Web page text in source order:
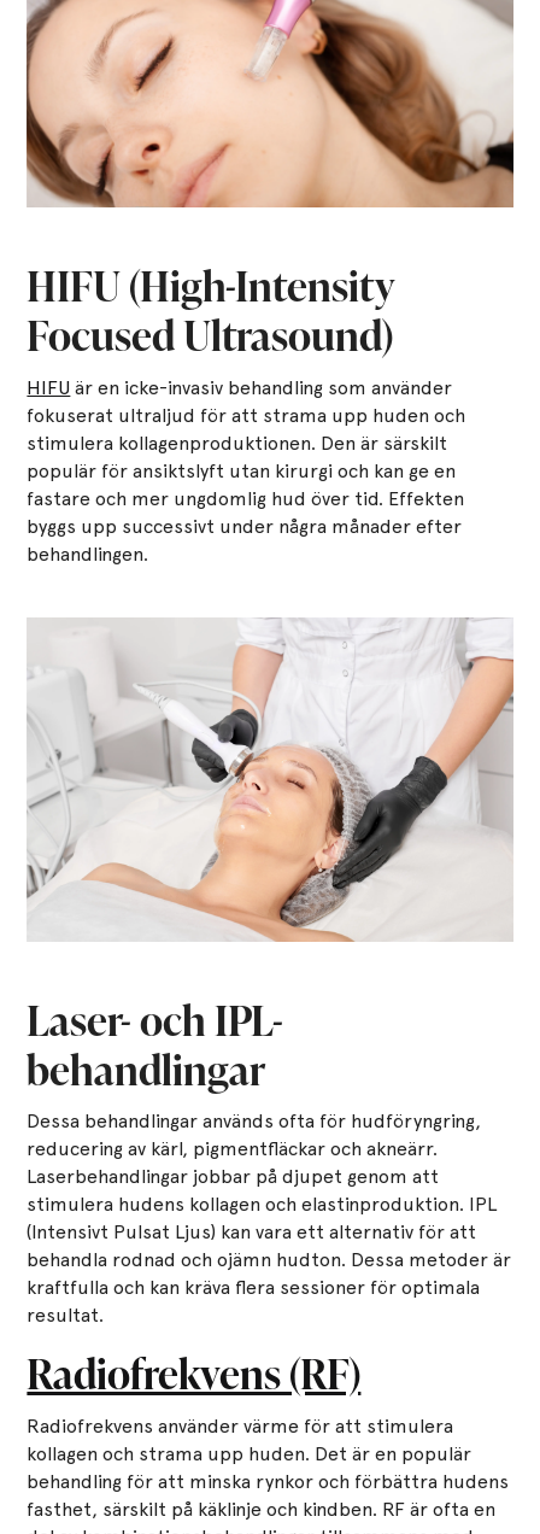
HIFU (High-Intensity
Focused Ultrasound)
HIFU är en icke-invasiv behandling som använder
fokuserat ultraljud för att strama upp huden och
stimulera kollagenproduktionen. Den är särskilt
populär för ansiktslyft utan kirurgi och kan ge en
fastare och mer ungdomlig hud över tid. Effekten
byggs upp successivt under några månader efter
behandlingen.
Laser- och IPL-
behandlingar
Dessa behandlingar används ofta för hudföryngring,
reducering av kärl, pigmentfläckar och akneärr.
Laserbehandlingar jobbar på djupet genom att
stimulera hudens kollagen och elastinproduktion. IPL
(Intensivt Pulsat Ljus) kan vara ett alternativ för att
behandla rodnad och ojämn hudton. Dessa metoder är
kraftfulla och kan kräva flera sessioner för optimala
resultat.
Radiofrekvens (RF)
Radiofrekvens använder värme för att stimulera
kollagen och strama upp huden. Det är en populär
behandling för att minska rynkor och förbättra hudens
fasthet, särskilt på käklinje och kindben. RF är ofta en